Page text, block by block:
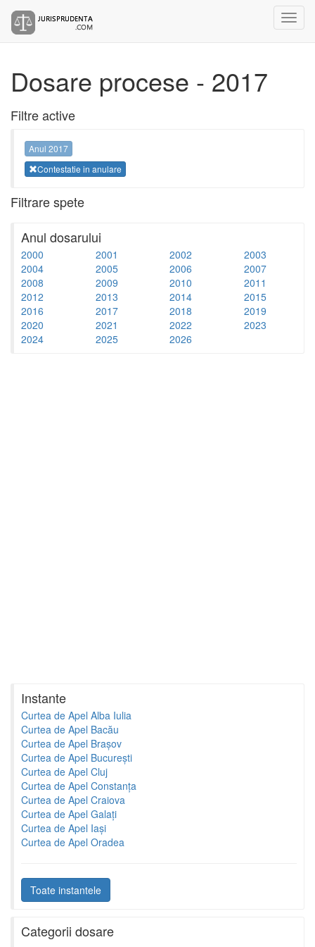
Dosare procese - 2017
Filtre active
Anul 2017
Contestatie in anulare
Filtrare spete
Anul dosarului
2000 2001 2002
2003
2004
2005 2006
2007
2008
2009 2010
2011
2012
2013 2014
2015
2016
2017 2018
2019
2020
2021 2022
2023
2024
2025 2026
Instante
Curtea de Apel Alba Iulia
Curtea de Apel Bacău
Curtea de Apel Brașov
Curtea de Apel București
Curtea de Apel Cluj
Curtea de Apel Constanța
Curtea de Apel Craiova
Curtea de Apel Galați
Curtea de Apel Iași
Curtea de Apel Oradea
Toate instantele
Categorii dosare